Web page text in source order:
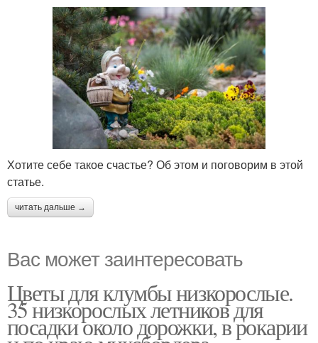
Хотите себе такое счастье? Об этом и поговорим в этой
статье.
читать дальше →
Вас может заинтересовать
Цветы для клумбы низкорослые.
35 низкорослых летников для
посадки около дорожки, в рокарии